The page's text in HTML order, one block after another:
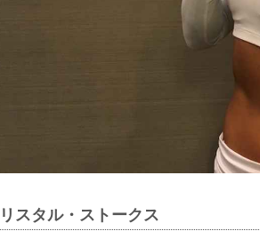
スタル・ストークス